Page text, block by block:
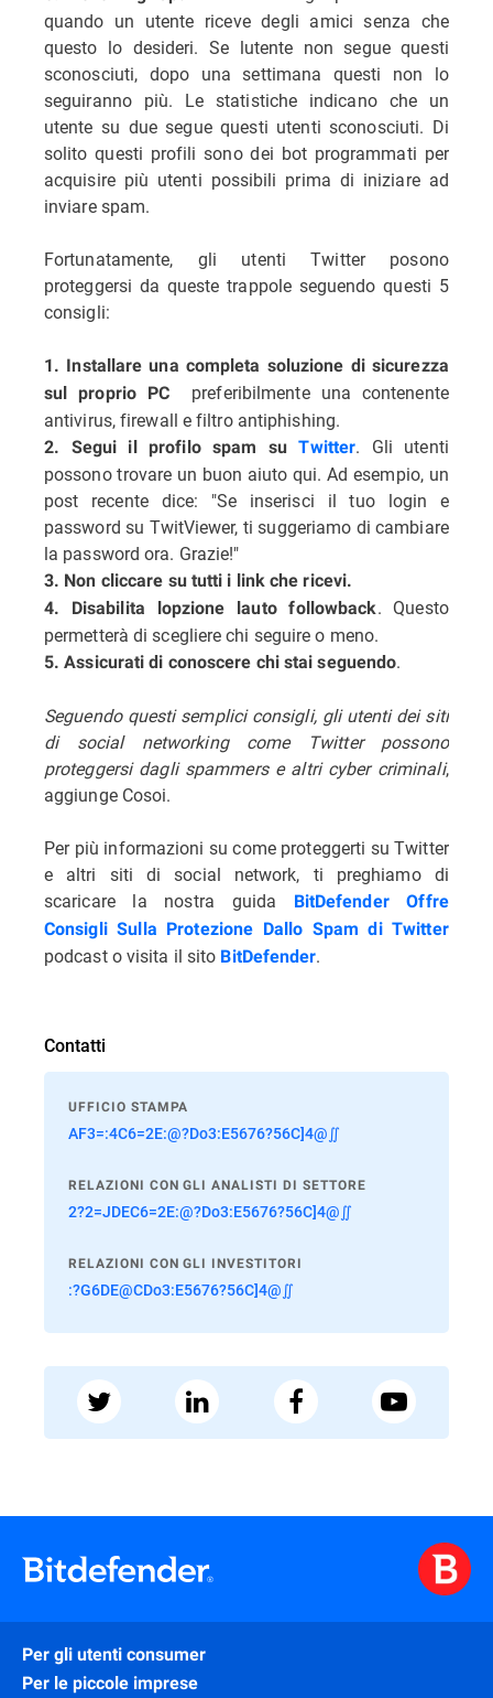
quando un utente riceve degli amici senza che
questo lo desideri. Se lutente non segue questi
sconosciuti, dopo una settimana questi non lo
seguiranno più. Le statistiche indicano che un
utente su due segue questi utenti sconosciuti. Di
solito questi profili sono dei bot programmati per
acquisire più utenti possibili prima di iniziare ad
inviare spam.
Fortunatamente, gli utenti Twitter posono
proteggersi da queste trappole seguendo questi 5
consigli:
1. Installare una completa soluzione di sicurezza
sul proprio PC  preferibilmente una contenente
antivirus, firewall e filtro antiphishing.
2. Segui il profilo spam suTwitter. Gli utenti
possono trovare un buon aiuto qui. Ad esempio, un
post recente dice: "Se inserisci il tuo login e
password su TwitViewer, ti suggeriamo di cambiare
la password ora. Grazie!"
3. Non cliccare su tutti i link che ricevi.
4. Disabilita lopzione lauto followback. Questo
permetterà di scegliere chi seguire o meno.
5. Assicurati di conoscere chi stai seguendo.
Seguendo questi semplici consigli, gli utenti dei siti
di social networking come Twitter possono
proteggersi dagli spammers e altri cyber criminali,
aggiunge Cosoi.
Per più informazioni su come proteggerti su Twitter
e altri siti di social network, ti preghiamo di
scaricare la nostra guida
BitDefender Offre
Consigli Sulla Protezione Dallo Spam di Twitter
podcast o visita il sito BitDefender.
Contatti
UFFICIO STAMPA
AF3=:4C6=2E:@?Do3:E5676?56C]4@∬
RELAZIONI CON GLI ANALISTI DI SETTORE
2?2=JDEC6=2E:@?Do3:E5676?56C]4@∬
RELAZIONI CON GLI INVESTITORI
:?G6DE@CDo3:E5676?56C]4@∬
Per gli utenti consumer
Per le piccole imprese